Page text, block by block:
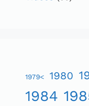
1979< 1980
1984